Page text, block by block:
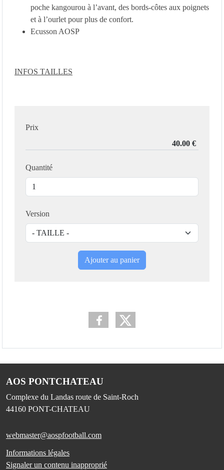
poche kangourou à l’avant, des bords-côtes aux poignets
et à l’ourlet pour plus de confort.
Ecusson AOSP
INFOS TAILLES
Prix
Quantité
Version
Ajouter au panier
AOS PONTCHATEAU
Complexe du Landas route de Saint-Roch
44160 PONT-CHATEAU
webmaster@aospfootball.com
Informations légales
Signaler un contenu inapproprié